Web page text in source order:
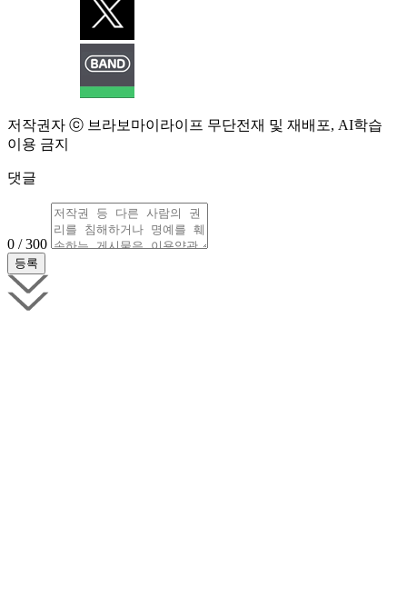
저작권자 ⓒ 브라보마이라이프 무단전재 및 재배포, AI학습
이용 금지
댓글
0 / 300